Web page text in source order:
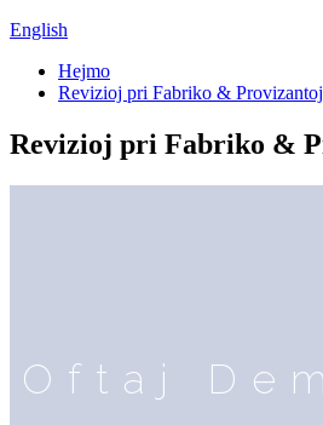
English
Hejmo
Revizioj pri Fabriko & Provizantoj
Revizioj pri Fabriko &
Oftaj